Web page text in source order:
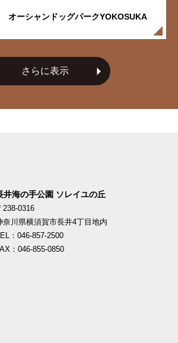
オーシャンドッグパークYOKOSUKA
さらに表示
井海の手公園 ソレイユの丘
238-0316
奈川県横須賀市長井4丁目地内
TEL：046-857-2500
：046-855-0850